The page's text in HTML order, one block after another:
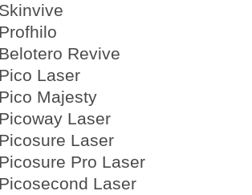
Skinvive
Profhilo
Belotero Revive
Pico Laser
Pico Majesty
Picoway Laser
Picosure Laser
Picosure Pro Laser
Picosecond Laser
นประเภทที่ 1 (Type I
นประเภทที่ 2 (Type II
นประเภทที่ 3 (Type III